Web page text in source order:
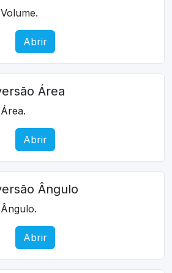
Abrir
Área
Abrir
Ângulo
Abrir